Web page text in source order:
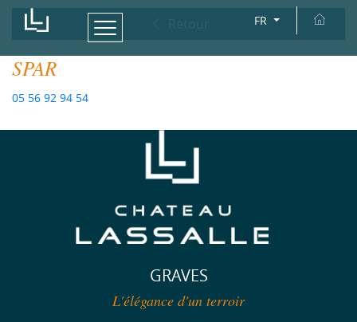
FR
SPAR
05 56 92 94 54
GRAVES
L'élégance d'un terroir